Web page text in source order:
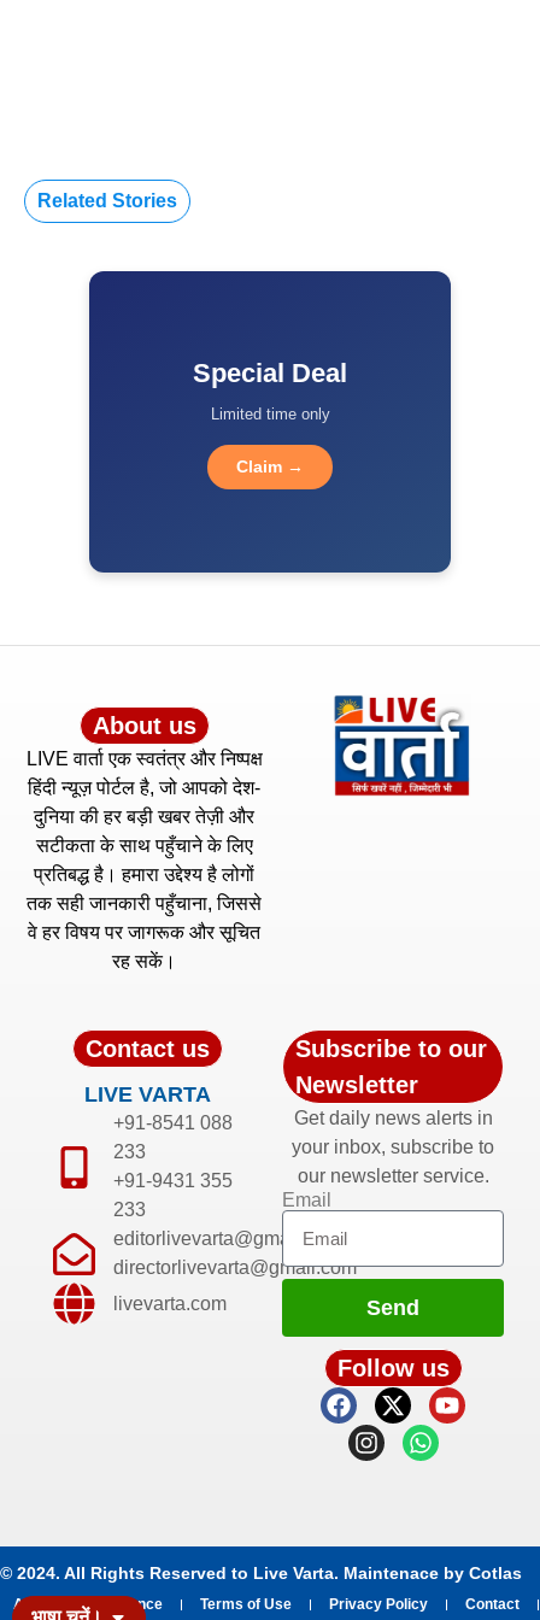
Related Stories
Special Deal
Limited time only
Claim →
About us
LIVE वार्ता एक स्वतंत्र और निष्पक्ष
हिंदी न्यूज़ पोर्टल है, जो आपको देश-
दुनिया की हर बड़ी खबर तेज़ी और
सटीकता के साथ पहुँचाने के लिए
प्रतिबद्ध है। हमारा उद्देश्य है लोगों
तक सही जानकारी पहुँचाना, जिससे
वे हर विषय पर जागरूक और सूचित
रह सकें।
Contact us
LIVE VARTA
+91-8541 088
233
+91-9431 355
233
editorlivevarta@gmail.com
directorlivevarta@gmail.com
livevarta.com
Subscribe to our
Newsletter
Get daily news alerts in
your inbox, subscribe to
our newsletter service.
Email
Send
Follow us
© 2024. All Rights Reserved to Live Varta. Maintenace by Cotlas
About Grievance Terms of Use Privacy Policy Contact